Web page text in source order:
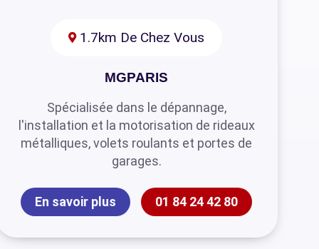
1.7km De Chez Vous
MGPARIS
Spécialisée dans le dépannage,
l'installation et la motorisation de rideaux
métalliques, volets roulants et portes de
garages.
En savoir plus 01 84 24 42 80